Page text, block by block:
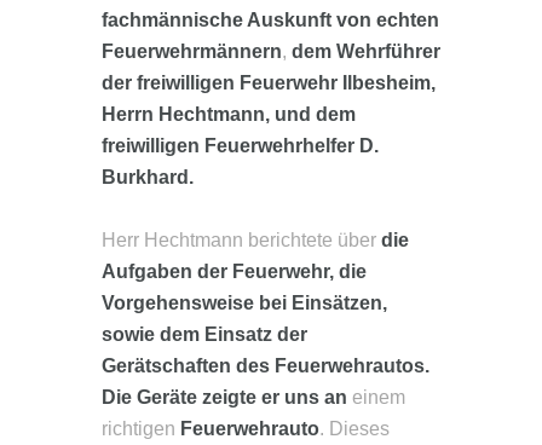
fachmännische Auskunft von echten
Feuerwehrmännern, dem Wehrführer
der freiwilligen Feuerwehr Ilbesheim,
Herrn Hechtmann, und dem
freiwilligen Feuerwehrhelfer D.
Burkhard.
Herr Hechtmann berichtete über die
Aufgaben der Feuerwehr, die
Vorgehensweise bei Einsätzen,
sowie dem Einsatz der
Gerätschaften des Feuerwehrautos.
Die Geräte zeigte er uns an einem
richtigen Feuerwehrauto. Dieses